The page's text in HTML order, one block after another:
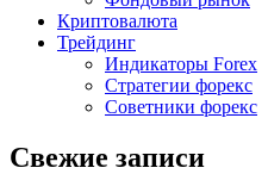
Криптовалюта
Трейдинг
Индикаторы Forex
Стратегии форекс
Советники форекс
Свежие записи